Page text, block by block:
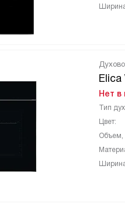
Нет в
Тип
Цвет:
Объем,